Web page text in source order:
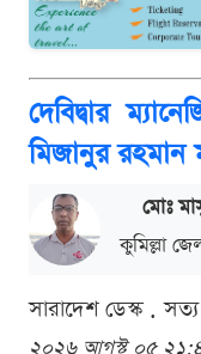
দেবিদ্বার
মিজানুর রহমান
মোঃ
কুমিল্লা
সারাদেশ ডেস্ক .